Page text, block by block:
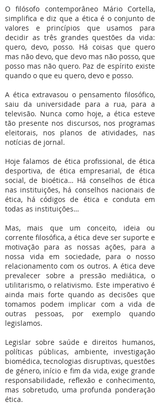
O filósofo contemporâneo Mário Cortella,
simplifica e diz que a ética é o conjunto de
valores e princípios que usamos para
decidir as três grandes questões da vida:
quero, devo, posso. Há coisas que quero
mas não devo, que devo mas não posso, que
posso mas não quero. Paz de espírito existe
quando o que eu quero, devo e posso.
A ética extravasou o pensamento filosófico,
saiu da universidade para a rua, para a
televisão. Nunca como hoje, a ética esteve
tão presente nos discursos, nos programas
eleitorais, nos planos de atividades, nas
notícias de jornal.
Hoje falamos de ética profissional, de ética
desportiva, de ética empresarial, de ética
social, de bioética… Há conselhos de ética
nas instituições, há conselhos nacionais de
ética, há códigos de ética e conduta em
todas as instituições…
Mas, mais que um conceito, ideia ou
corrente filosófica, a ética deve ser suporte e
motivação para as nossas ações, para a
nossa vida em sociedade, para o nosso
relacionamento com os outros. A ética deve
prevalecer sobre a pressão mediática, o
utilitarismo, o relativismo. Este imperativo é
ainda mais forte quando as decisões que
tomamos podem implicar com a vida de
outras pessoas, por exemplo quando
legislamos.
Legislar sobre saúde e direitos humanos,
políticas públicas, ambiente, investigação
biomédica, tecnologias disruptivas, questões
de género, início e fim da vida, exige grande
responsabilidade, reflexão e conhecimento,
mas sobretudo, uma profunda ponderação
ética.